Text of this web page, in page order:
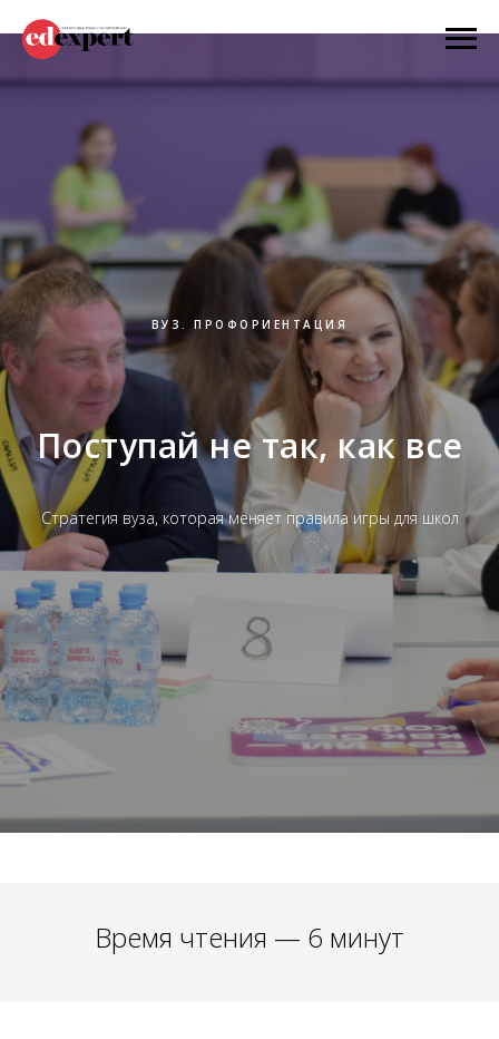
ВУЗ. ПРОФОРИЕНТАЦИЯ
Поступай не так, как все
Стратегия вуза, которая меняет правила игры для школ
Время чтения — 6 минут